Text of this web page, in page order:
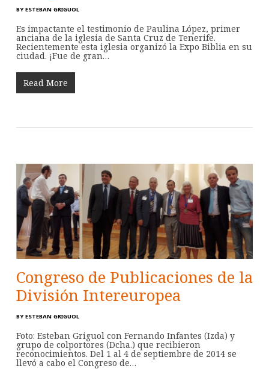
BY ESTEBAN GRIGUOL
Es impactante el testimonio de Paulina López, primer
anciana de la iglesia de Santa Cruz de Tenerife.
Recientemente esta iglesia organizó la Expo Biblia en su
ciudad. ¡Fue de gran…
Read More
Congreso de Publicaciones de la
División Intereuropea
BY ESTEBAN GRIGUOL
Foto: Esteban Griguol con Fernando Infantes (Izda) y
grupo de colportores (Dcha.) que recibieron
reconocimientos. Del 1 al 4 de septiembre de 2014 se
llevó a cabo el Congreso de…